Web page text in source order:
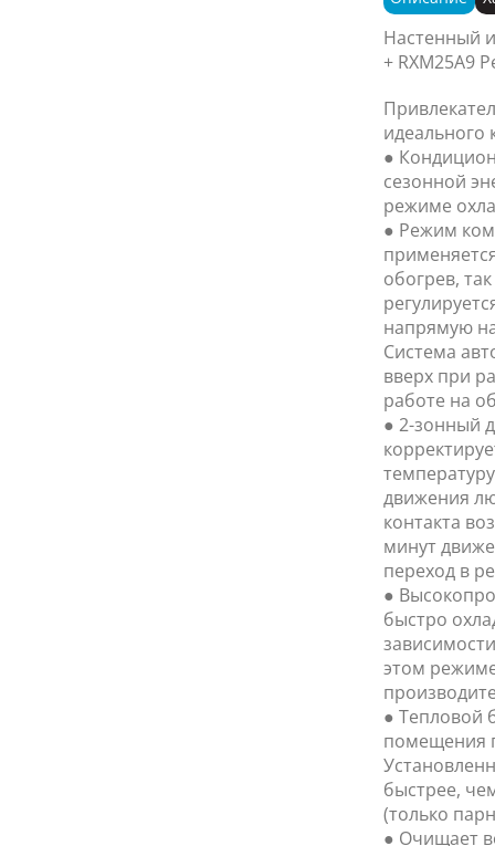
Настенный
+ RXM25A9
идеального
●
сезонной
режиме
● Режим
обогрев,
напрямую
Система
вверх при
работе на
● 2-зонный
движения
контакта
минут
переход в
●
быстро
этом
● Тепловой
помещения
быстрее,
(только
● Очищает